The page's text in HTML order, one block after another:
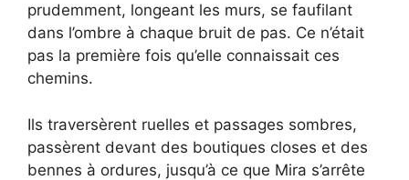
prudemment, longeant les murs, se faufilant
dans l’ombre à chaque bruit de pas. Ce n’était
pas la première fois qu’elle connaissait ces
chemins.
Ils traversèrent ruelles et passages sombres,
passèrent devant des boutiques closes et des
bennes à ordures, jusqu’à ce que Mira s’arrête